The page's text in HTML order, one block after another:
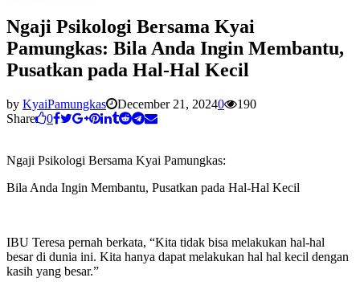
Ngaji Psikologi Bersama Kyai
Pamungkas: Bila Anda Ingin Membantu,
Pusatkan pada Hal-Hal Kecil
by KyaiPamungkas December 21, 20240
190
Share
0
Ngaji Psikologi Bersama Kyai Pamungkas:
Bila Anda Ingin Membantu, Pusatkan pada Hal-Hal Kecil
IBU Teresa pernah berkata, “Kita tidak bisa melakukan hal-hal
besar di dunia ini. Kita hanya dapat melakukan hal hal kecil dengan
kasih yang besar.”